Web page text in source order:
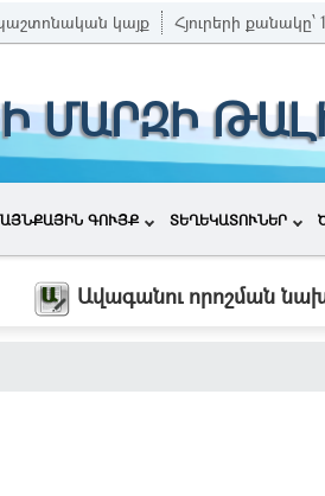
կայք Հյուրերի քանակը՝
ՄԱՐԶԻ
ԳՈՒՅՔ ՏԵՂԵԿԱՏՈՒՆԵՐ
Ավագանու որոշման